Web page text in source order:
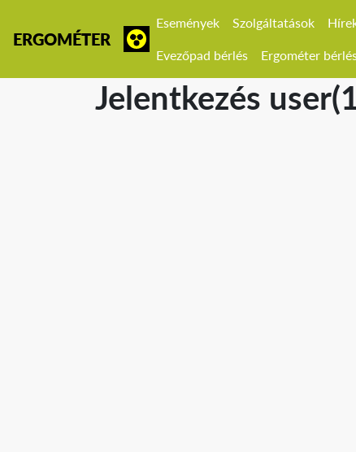
ERGOMÉTER
Események Szolgáltatások
Evezőpad bérlés Ergométer
Jelentkezés